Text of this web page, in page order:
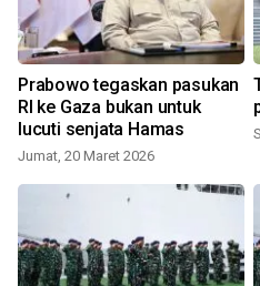
Prabowo tegaskan pasukan
RI ke Gaza bukan untuk
lucuti senjata Hamas
Jumat, 20 Maret 2026